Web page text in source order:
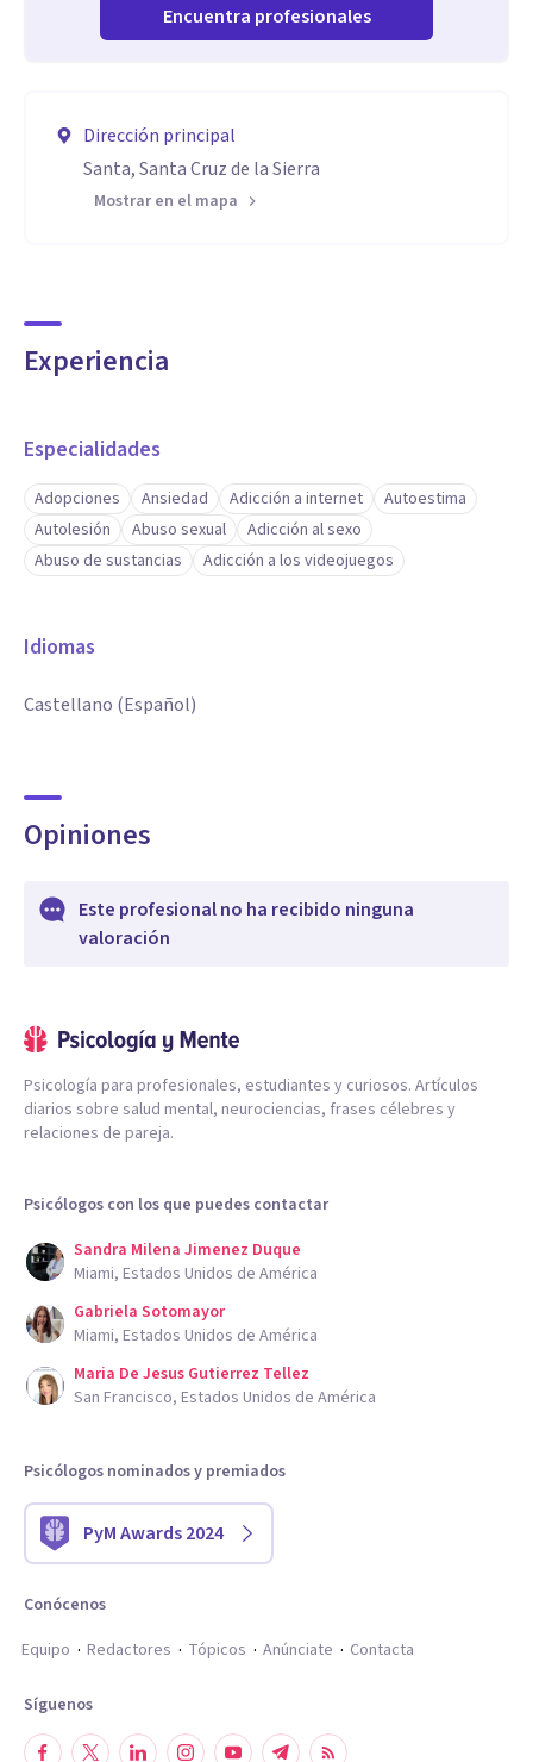
Encuentra profesionales
Dirección principal
Santa, Santa Cruz de la Sierra
Mostrar en el mapa
Experiencia
Especialidades
Adopciones Ansiedad Adicción a internet
Autoestima
Autolesión
Abuso sexual
Adicción al sexo
Abuso de sustancias
Adicción a los videojuegos
Idiomas
Castellano (Español)
Opiniones
Este profesional no ha recibido ninguna
valoración
Psicología para profesionales, estudiantes y curiosos. Artículos
diarios sobre salud mental, neurociencias, frases célebres y
relaciones de pareja.
Psicólogos con los que puedes contactar
Sandra Milena Jimenez Duque
Miami, Estados Unidos de América
Gabriela Sotomayor
Miami, Estados Unidos de América
Maria De Jesus Gutierrez Tellez
San Francisco, Estados Unidos de América
Psicólogos nominados y premiados
PyM Awards 2024
Conócenos
Equipo
Redactores Tópicos Anúnciate Contacta
Síguenos